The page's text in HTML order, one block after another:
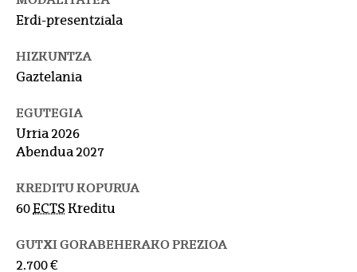
Erdi-presentziala
HIZKUNTZA
Gaztelania
EGUTEGIA
Urria 2026
Abendua 2027
KREDITU KOPURUA
60ECTS Kreditu
GUTXI GORABEHERAKO PREZIOA
2.700 €